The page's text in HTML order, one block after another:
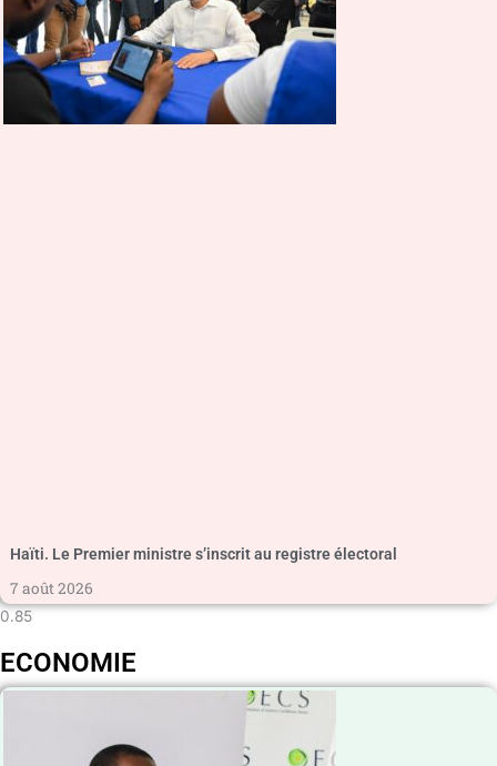
Haïti. Le Premier ministre s’inscrit au registre électoral
7 août 2026
ECONOMIE